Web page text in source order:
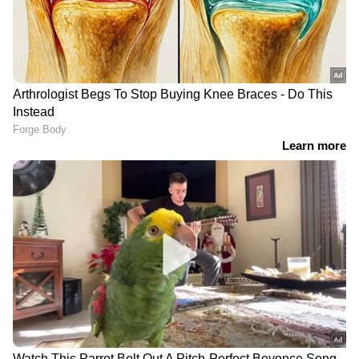
നിലവിൽ 7368 കോടി വായ്പ നൽകിയിട്ടുണ്ട്.
ഫിനാൻഷ്യൽ കോർപ്പറേഷന്റെ പ്രവർത്തനം
കാര്യക്ഷമമാക്കി.
കെഎഫ്സിയുള്ളതുകൊണ്ടാണ് സംരംഭം
ആരംഭിക്കാൻ കഴിഞ്ഞതെന്ന് പറയുന്ന ഒട്ടേറെ
സ്ഥാപനങ്ങളുണ്ടിന്നിവിടെ. അവർക്ക്
എളുപ്പത്തിൽ ധനലഭ്യത ഉറപ്പാക്കാനാണ്
സർക്കാർ ശ്രമിക്കുന്നത്. സ്റ്റാർട്ടപ്പുകൾക്കുള്ള
5.6 ശതമാനം പലിശനിരക്കിൽ നൽകുന്ന
'ഒരുകാരണവശാലും
കൊടുക്കില്ല';
മുഖ്യമന്ത്രിയുടെ വിവാദ
പരാമർശത്തിൽ
വിശദീകരണവുമായി
കുഞ്ഞാലിക്കുട്ടി
'ഈ രണ്ട് ആവശ്യങ്ങൾ
അം​ഗീകരിച്ചില്ലെങ്കിൽ
ശക്തമായ സമരം';
മുഖ്യമന്ത്രി വി.ഡി. സതീശന്